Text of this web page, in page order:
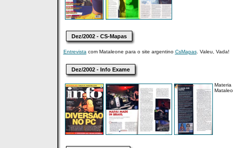
Dez/2002 - CS-Mapas
Entrevista com Mataleone para o site argentino CsMapas. Valeu, Vada!
Dez/2002 - Info Exame
Materia